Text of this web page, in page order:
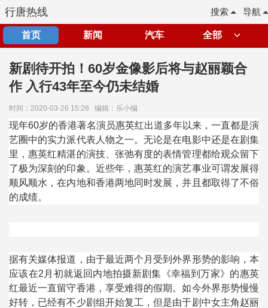
行唐热线 导航
搜索
首页 新闻 汽车 全部
新剧待开拍！60岁金像影后将与赵丽颖合
作 入行43年至今仍未结婚
时间：2020-03-26 15:26 编辑：乐小编
现年60岁的香港著名演员惠英红出道多年以来，一直都是演
艺圈中的实力派代表人物之一。无论是在电影中还是在剧集
里，惠英红精湛的演技、张弛有度的表情管理都给观众留下
了极为深刻的印象。近些年，惠英红的演艺事业可谓发展得
顺风顺水，在内地和香港两地同时发展，并且都取得了不俗
的成绩。
据有关媒体报道，由于最近两个月受到外界形势的影响，本
应该在2 月初就返回内地拍摄新剧集《幸福到万家》的惠英
红最近一直留守香港，享受难得的假期。如今外界形势慢慢
好转，已经有不少剧组开始复工，但是由于剧中女主角赵丽